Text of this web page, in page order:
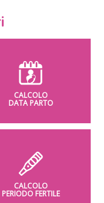
CALCOLO
DATA PARTO
CALCOLO
PERIODO FERTILE